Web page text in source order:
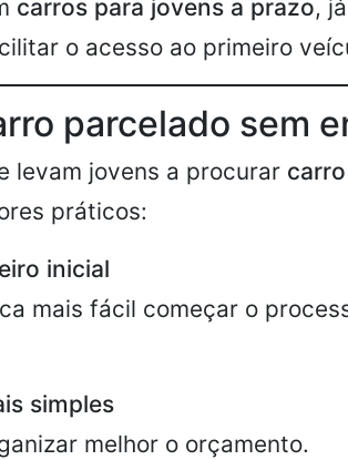
carros para jovens a prazo,
o acesso ao primeiro
parcelado sem
levam jovens a procurar
práticos:
inicial
mais fácil começar o
simples
melhor o orçamento.